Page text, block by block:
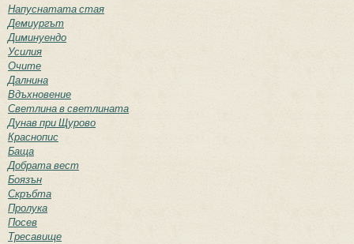
Напуснатата стая
Демиургът
Диминуендо
Усилия
Очите
Далнина
Вдъхновение
Светлина в светлината
Дунав при Щурово
Краснопис
Баща
Добрата вест
Боязън
Скръбта
Пролука
Посев
Тресавище